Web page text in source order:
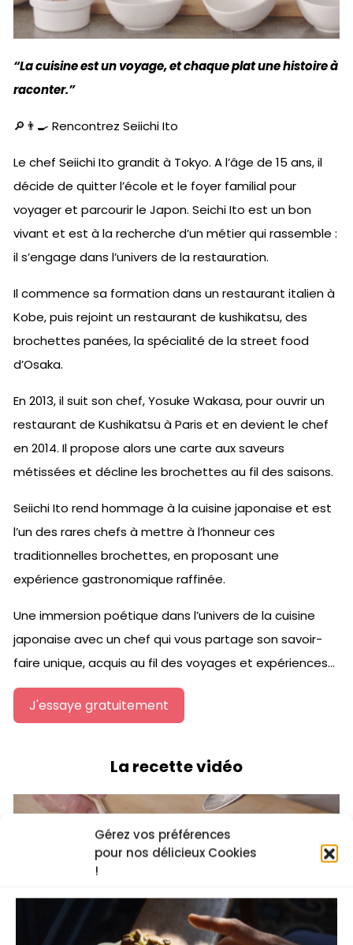
Gérez vos préférences
pour nos délicieux Cookies
!
“La cuisine est un voyage, et chaque plat une histoire à
raconter.”
🔎👨‍🍳 Rencontrez Seiichi Ito
Le chef Seiichi Ito grandit à Tokyo. A l’âge de 15 ans, il
décide de quitter l’école et le foyer familial pour
voyager et parcourir le Japon. Seichi Ito est un bon
vivant et est à la recherche d’un métier qui rassemble :
il s’engage dans l’univers de la restauration.
Il commence sa formation dans un restaurant italien à
Kobe, puis rejoint un restaurant de kushikatsu, des
brochettes panées, la spécialité de la street food
d’Osaka.
En 2013, il suit son chef, Yosuke Wakasa, pour ouvrir un
restaurant de Kushikatsu à Paris et en devient le chef
en 2014. Il propose alors une carte aux saveurs
métissées et décline les brochettes au fil des saisons.
Seiichi Ito rend hommage à la cuisine japonaise et est
l’un des rares chefs à mettre à l’honneur ces
traditionnelles brochettes, en proposant une
expérience gastronomique raffinée.
Une immersion poétique dans l’univers de la cuisine
japonaise avec un chef qui vous partage son savoir-
faire unique, acquis au fil des voyages et expériences…
J'essaye gratuitement
La recette vidéo